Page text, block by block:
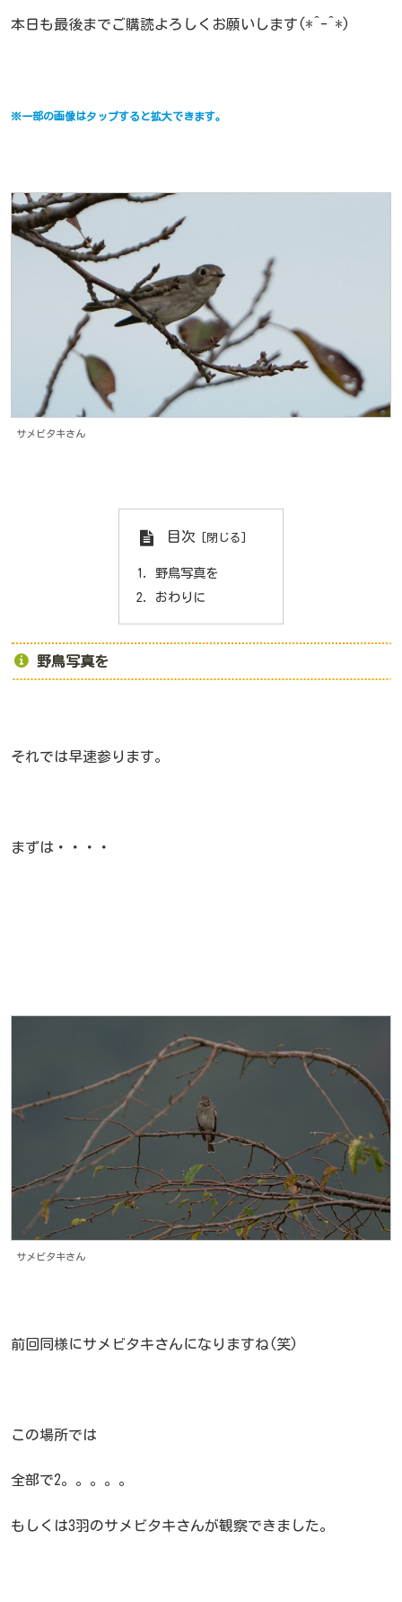
本日も最後までご購読よろしくお願いします(*^-^*)
※一部の画像はタップすると拡大できます。
サメビタキさん
目次
野鳥写真を
おわりに
野鳥写真を
それでは早速参ります。
まずは・・・・
サメビタキさん
前回同様にサメビタキさんになりますね(笑)
この場所では
全部で2。。。。。
もしくは3羽のサメビタキさんが観察できました。